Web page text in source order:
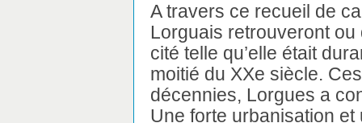
A travers ce recueil de
Lorguais retrouveront
cité telle qu’elle était
moitié du XXe siècle.
décennies, Lorgues a
Une forte urbanisation